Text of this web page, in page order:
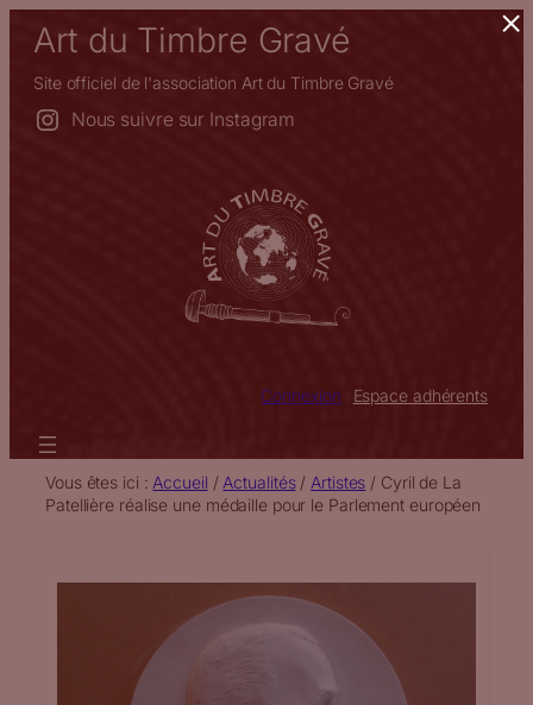
Aller
contenu
Art du Timbre Gravé
Site officiel de l'association Art du Timbre Gravé
Nous suivre sur Instagram
Connexion Espace adhérents
Vous êtes ici : Accueil / Actualités/ Artistes / Cyril de La
Patellière réalise une médaille pour le Parlement européen
×